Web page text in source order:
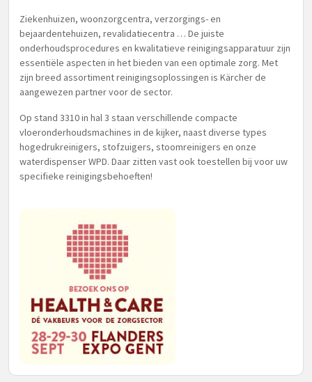
Ziekenhuizen, woonzorgcentra, verzorgings- en
bejaardentehuizen, revalidatiecentra … De juiste
onderhoudsprocedures en kwalitatieve reinigingsapparatuur zijn
essentiële aspecten in het bieden van een optimale zorg. Met
zijn breed assortiment reinigingsoplossingen is Kärcher de
aangewezen partner voor de sector.
Op stand 3310 in hal 3 staan verschillende compacte
vloeronderhoudsmachines in de kijker, naast diverse types
hogedrukreinigers, stofzuigers, stoomreinigers en onze
waterdispenser WPD. Daar zitten vast ook toestellen bij voor uw
specifieke reinigingsbehoeften!